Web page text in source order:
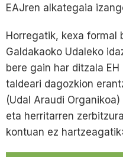
EAJren alkategaia
Horregatik, kexa formal
Galdakaoko Udaleko
bere gain har ditzala
taldeari dagozkion
(Udal Araudi
eta herritarren
kontuan ez